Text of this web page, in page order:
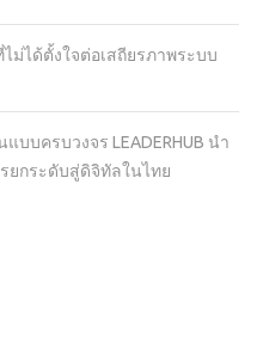
ม่ได้ตั้งใจต่อเสถียรภาพระบบ
บบครบวงจร LEADERHUB นำ
ยกระดับสู่ดิจิทัลในไทย